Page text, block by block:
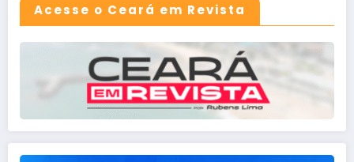
Acesse o Ceará em Revista